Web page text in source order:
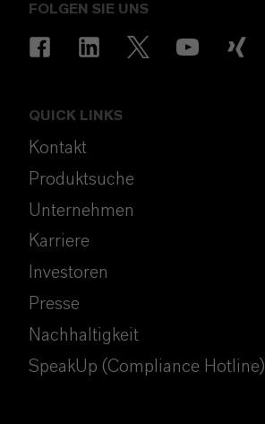
FOLGEN SIE UNS
QUICK LINKS
Kontakt
Produktsuche
Unternehmen
Karriere
Investoren
Presse
Nachhaltigkeit
SpeakUp (Compliance Hotline)